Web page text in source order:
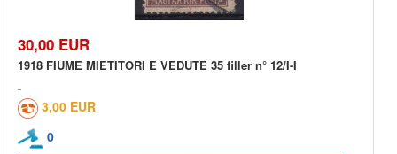
30,00 EUR
1918 FIUME MIETITORI E VEDUTE 35 filler n° 12/I-I
3,00 EUR
0